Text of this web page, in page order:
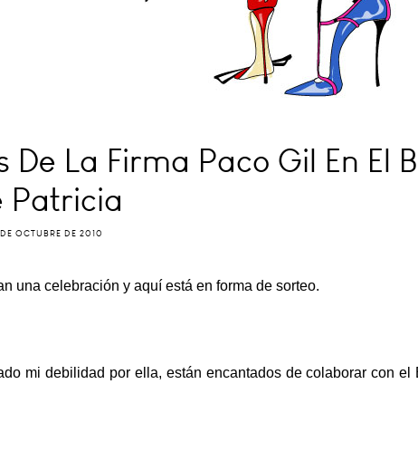
La Firma Paco Gil En El
Patricia
OCTUBRE DE 2010
una celebración y aquí está en forma de sorteo.
mi debilidad por ella, están encantados de colaborar con el